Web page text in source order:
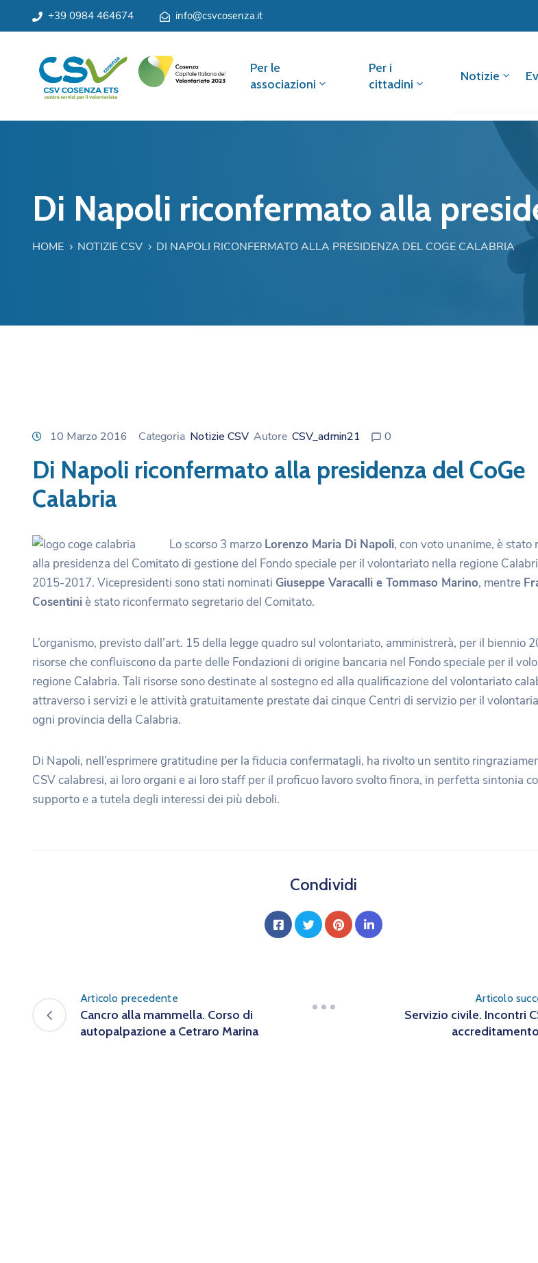
+39 0984 464674 info@csvcosenza.it
Per le
associazioni
Per i
cittadini
Notizie
Di Napoli riconfermato alla
HOME NOTIZIE CSV DI NAPOLI RICONFERMATO ALLA PRESIDENZA DEL COGE CALABRIA
10 Marzo 2016 Categoria Notizie CSV Autore CSV_admin21 0
Di Napoli riconfermato alla presidenza del CoGe
Calabria
Lo scorso 3 marzo Lorenzo Maria Di Napoli, con voto unanime, è stato
alla presidenza del Comitato di gestione del Fondo speciale per il volontariato nella regione
2015-2017. Vicepresidenti sono stati nominati Giuseppe Varacalli e Tommaso Marino, mentre
Cosentiniè stato riconfermato segretario del Comitato.
L’organismo, previsto dall’art. 15 della legge quadro sul volontariato, amministrerà, per il biennio
risorse che confluiscono da parte delle Fondazioni di origine bancaria nel Fondo speciale per il
regione Calabria. Tali risorse sono destinate al sostegno ed alla qualificazione del volontariato
attraverso i servizi e le attività gratuitamente prestate dai cinque Centri di servizio per il
ogni provincia della Calabria.
Di Napoli, nell’esprimere gratitudine per la fiducia confermatagli, ha rivolto un sentito
CSV calabresi, ai loro organi e ai loro staff per il proficuo lavoro svolto finora, in perfetta sintonia
supporto e a tutela degli interessi dei più deboli.
Condividi
Articolo precedente
Cancro alla mammella. Corso di
autopalpazione a Cetraro Marina
Articolo
Servizio civile. Incontri